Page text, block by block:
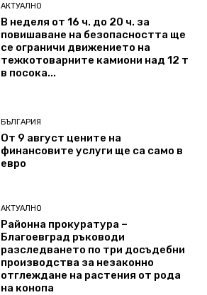
АКТУАЛНО
В неделя от 16 ч. до 20 ч. за
повишаване на безопасността ще
се ограничи движението на
тежкотоварните камиони над 12 т
в посока...
БЪЛГАРИЯ
От 9 август цените на
финансовите услуги ще са само в
евро
АКТУАЛНО
Районна прокуратура –
Благоевград ръководи
разследването по три досъдебни
производства за незаконно
отглеждане на растения от рода
на конопа